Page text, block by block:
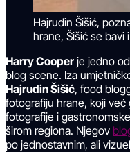
Hajrudin Šišić,
hrane, Šišić se bavi
Harry Cooper je jedno
blog scene. Iza
Hajrudin Šišić, food
fotografiju hrane, koji
fotografije i
širom regiona. Njegov
po jednostavnim, ali